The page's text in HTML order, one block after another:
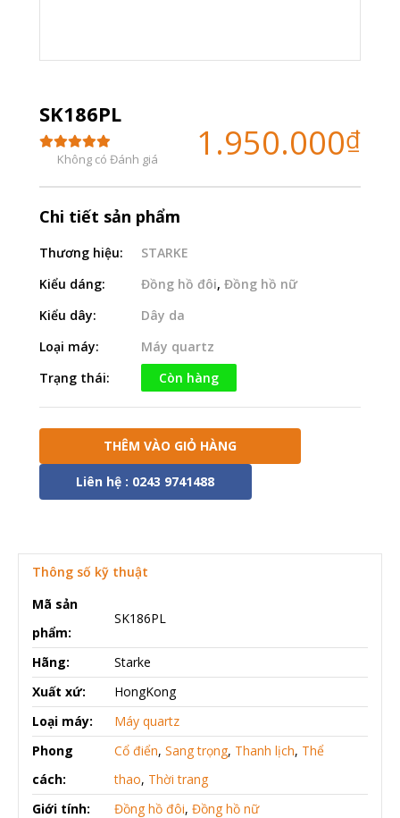
SK186PL
Không có Đánh giá 1.950.000₫
Chi tiết sản phẩm
Thương hiệu:
STARKE
Kiểu dáng:
Đồng hồ đôi, Đồng hồ nữ
Kiểu dây:
Dây da
Loại máy:
Máy quartz
Trạng thái:
Còn hàng
THÊM VÀO GIỎ HÀNG
Liên hệ : 0243 9741488
Thông số kỹ thuật
Mã sản
phẩm:
SK186PL
Hãng:
Starke
Xuất xứ:
HongKong
Loại máy:
Máy quartz
Phong
cách:
Cổ điển, Sang trọng, Thanh lịch, Thể
thao, Thời trang
Giới tính:
Đồng hồ đôi, Đồng hồ nữ